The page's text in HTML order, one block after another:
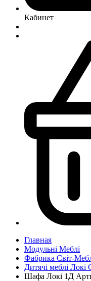
Кабинет
Главная
Модульні Меблі
Фабрика Світ-
Дитячі меблі Локі
Шафа Локі 1Д